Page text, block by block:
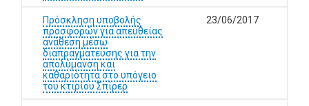
Πρόσκληση υποβολής
προσφορών για απευθείας
ανάθεση μέσω
διαπραγμάτευσης για την
απολύμανση και
καθαριότητα στο υπόγειο
του κτιρίου Σπίρερ
23/06/2017